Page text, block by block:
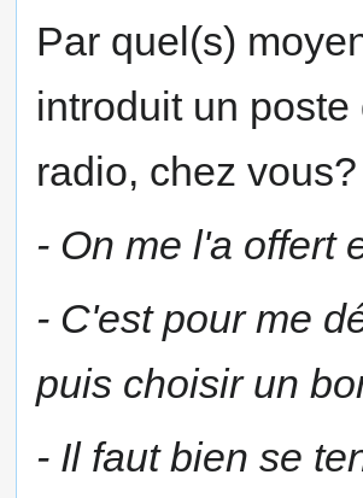
Par quel(s)
introduit un
radio, chez vous?
- On me l'a offert
- C'est pour me
puis choisir un
- Il faut bien se